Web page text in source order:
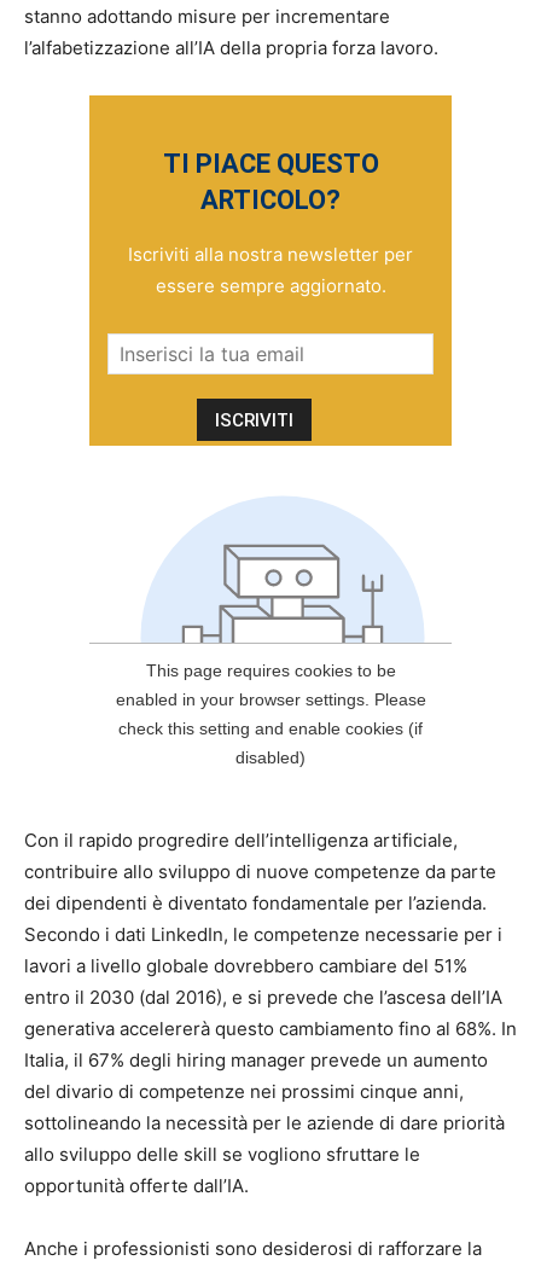
stanno adottando misure per incrementare
l’alfabetizzazione all’IA della propria forza lavoro.
TI PIACE QUESTO
ARTICOLO?
Iscriviti alla nostra newsletter per
essere sempre aggiornato.
Con il rapido progredire dell’intelligenza artificiale,
contribuire allo sviluppo di nuove competenze da parte
dei dipendenti è diventato fondamentale per l’azienda.
Secondo i dati LinkedIn, le competenze necessarie per i
lavori a livello globale dovrebbero cambiare del 51%
entro il 2030 (dal 2016), e si prevede che l’ascesa dell’IA
generativa accelererà questo cambiamento fino al 68%. In
Italia, il 67% degli hiring manager prevede un aumento
del divario di competenze nei prossimi cinque anni,
sottolineando la necessità per le aziende di dare priorità
allo sviluppo delle skill se vogliono sfruttare le
opportunità offerte dall’IA.
Anche i professionisti sono desiderosi di rafforzare la